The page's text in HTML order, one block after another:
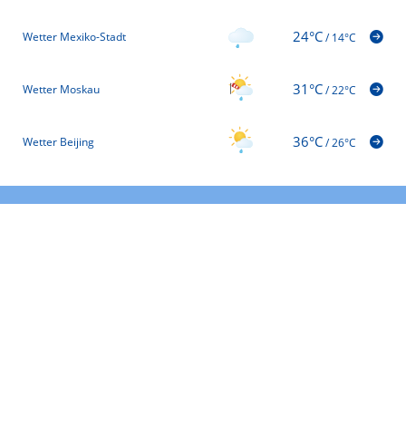
Wetter Mexiko-Stadt 24°C/14°C
Wetter Moskau 31°C/22°C
Wetter Beijing 36°C/26°C